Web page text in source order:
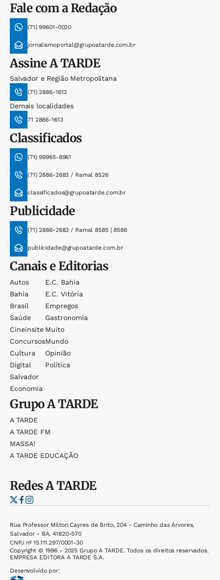
Fale com a Redação
(71) 99601-0020
jornalismoportal@grupoatarde.com.br
AssineA TARDE
Salvador e Região Metropolitana
(71) 2886-1613
Demais localidades
71 2886-1613
Classificados
(71) 99965-8961
(71) 2886-2683 / Ramal 8526
classificados@grupoatarde.com.br
Publicidade
(71) 2886-2683 / Ramal 8585 | 8586
publicidade@grupoatarde.com.br
Canais e Editorias
Autos
Bahia
Brasil
Saúde
Cineinsite
Concursos
Cultura
Digital
Salvador
Economia
E.c. Bahia
E.c. Vitória
Empregos
Gastronomia
Muito
Mundo
Opinião
Política
GrupoA TARDE
A TARDE
A TARDE FM
MASSA!
A TARDE EDUCAÇÃO
RedesA TARDE
Rua Professor Milton Cayres de Brito, 204 - Caminho das Árvores,
Salvador - BA, 41820-570
CNPJ nº 15.111.297/0001-30
Copyright © 1996 - 2025 Grupo A TARDE. Todos os direitos reservados.
EMPRESA EDITORA A TARDE S.A.
Desenvolvido por: